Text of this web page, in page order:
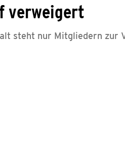
verweigert
steht nur Mitgliedern zur